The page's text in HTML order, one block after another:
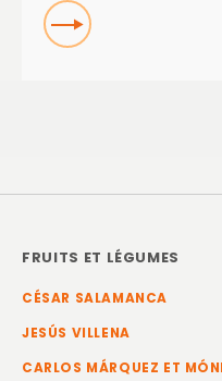
Read more about La
régénératifs et
FRUITS ET LÉGUMES
CÉSAR SALAMANCA
JESÚS VILLENA
CARLOS MÁRQUEZ ET